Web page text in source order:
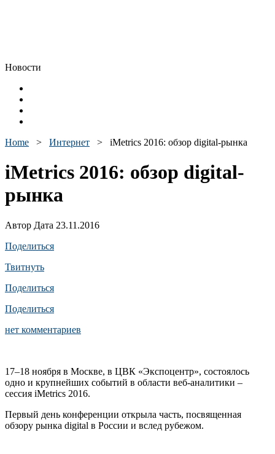
Новости
Home > Интернет > iMetrics 2016: обзор digital-рынка
iMetrics 2016: обзор digital-
рынка
Автор Дата 23.11.2016
Поделиться
Твитнуть
Поделиться
Поделиться
нет комментариев
17–18 ноября в Москве, в ЦВК «Экспоцентр», состоялось
одно и крупнейших событий в области веб-аналитики –
сессия iMetrics 2016.
Первый день конференции открыла часть, посвященная
обзору рынка digital в России и вслед рубежом.